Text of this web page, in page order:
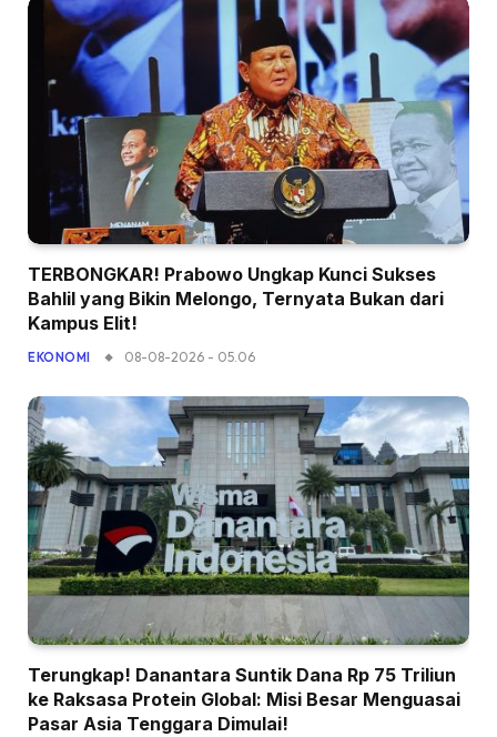
TERBONGKAR! Prabowo Ungkap Kunci Sukses
Bahlil yang Bikin Melongo, Ternyata Bukan dari
Kampus Elit!
EKONOMI 08-08-2026 - 05.06
Terungkap! Danantara Suntik Dana Rp 75 Triliun
ke Raksasa Protein Global: Misi Besar Menguasai
Pasar Asia Tenggara Dimulai!